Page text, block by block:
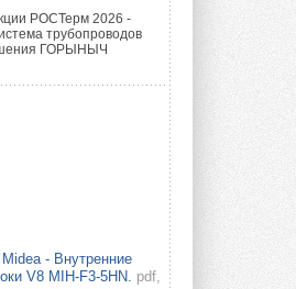
РОСТерм 2026 -
трубопроводов
ГОРЫНЫЧ
- Внутренние
V8 MIH-F3-5HN. pdf,